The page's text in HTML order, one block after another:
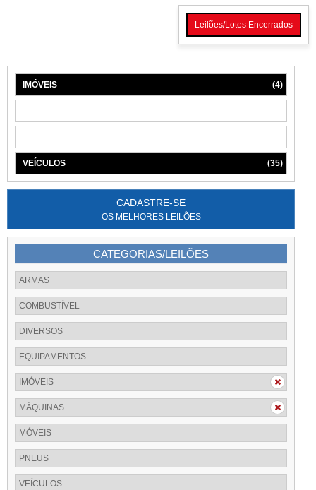
Leilões/Lotes Encerrados
IMÓVEIS (4)
VEÍCULOS (35)
CADASTRE-SE
OS MELHORES LEILÕES
CATEGORIAS/LEILÕES
ARMAS
COMBUSTÍVEL
DIVERSOS
EQUIPAMENTOS
IMÓVEIS
MÁQUINAS
MÓVEIS
PNEUS
VEÍCULOS